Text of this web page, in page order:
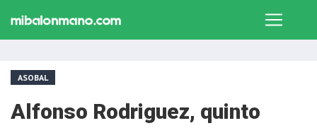
ASOBAL
Alfonso Rodriguez, quinto